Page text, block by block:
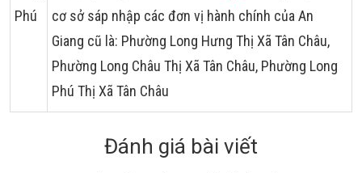
Phú
cơ sở sáp nhập các đơn vị hành chính của An
Giang cũ là: Phường Long Hưng Thị Xã Tân Châu,
Phường Long Châu Thị Xã Tân Châu, Phường Long
Phú Thị Xã Tân Châu
Đánh giá bài viết